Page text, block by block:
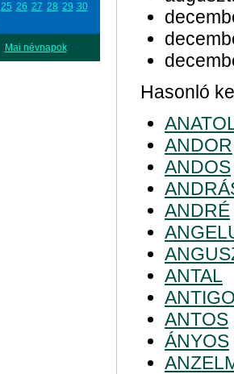
25 26 27 28 29 30
Mai névnapok
Hasonló
ANDOR
ANDOS
ANDRÉ
ANTAL
ANTOS
ÁNYOS